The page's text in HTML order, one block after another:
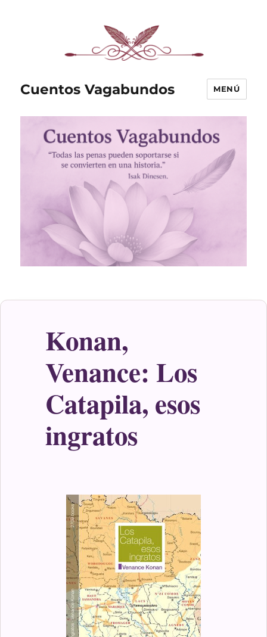
Cuentos Vagabundos MENÚ
Konan,
Venance: Los
Catapila, esos
ingratos